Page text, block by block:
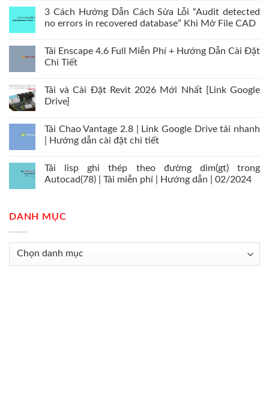
3 Cách Hướng Dẫn Cách Sửa Lỗi “Audit detected
no errors in recovered database” Khi Mở File CAD
Tải Enscape 4.6 Full Miễn Phí + Hướng Dẫn Cài Đặt
Chi Tiết
Tải và Cài Đặt Revit 2026 Mới Nhất [Link Google
Drive]
Tải Chao Vantage 2.8 | Link Google Drive tải nhanh
| Hướng dẫn cài đặt chi tiết
Tải lisp ghi thép theo đường dim(gt) trong
Autocad(78) | Tải miễn phí | Hướng dẫn | 02/2024
DANH MỤC
Danh